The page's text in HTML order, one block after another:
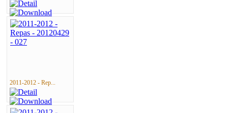
2011-2012 - Rep...